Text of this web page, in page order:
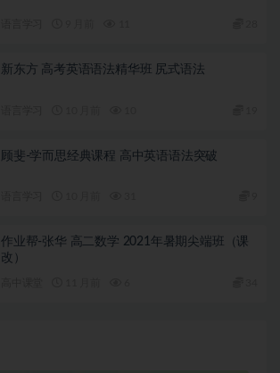
新东方 高考英语语法精华班 尻式语法
顾斐-学而思经典课程 高中英语语法突破
作业帮-张华 高二数学 2021年暑期尖端班（课
改）